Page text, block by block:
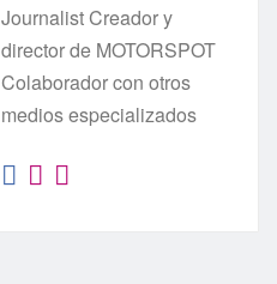
Journalist Creador y
director de MOTORSPOT
Colaborador con otros
medios especializados